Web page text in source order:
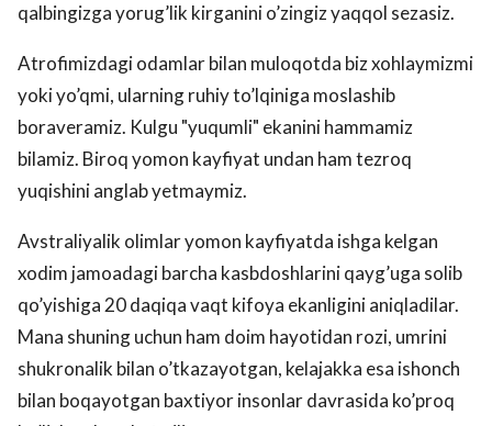
qalbingizga yorug’lik kirganini o’zingiz yaqqol sezasiz.
Atrofimizdagi odamlar bilan muloqotda biz xohlaymizmi
yoki yo’qmi, ularning ruhiy to’lqiniga moslashib
boraveramiz. Kulgu "yuqumli" ekanini hammamiz
bilamiz. Biroq yomon kayfiyat undan ham tezroq
yuqishini anglab yetmaymiz.
Avstraliyalik olimlar yomon kayfiyatda ishga kelgan
xodim jamoadagi barcha kasbdoshlarini qayg’uga solib
qo’yishiga 20 daqiqa vaqt kifoya ekanligini aniqladilar.
Mana shuning uchun ham doim hayotidan rozi, umrini
shukronalik bilan o’tkazayotgan, kelajakka esa ishonch
bilan boqayotgan baxtiyor insonlar davrasida ko’proq